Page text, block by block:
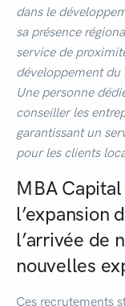
dans le
sa présence
service de
développement du
Une personne
conseiller les
garantissant un
pour les clients
MBA
l’expansion
l’arrivée de
nouvelles
Ces recrutements